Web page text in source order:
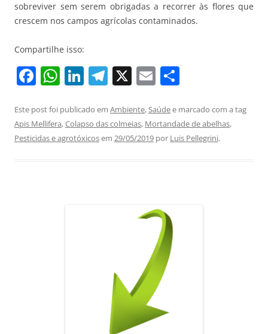
sobreviver sem serem obrigadas a recorrer às flores que
crescem nos campos agrícolas contaminados.
Compartilhe isso:
F
c
e
W
at
s
Li
k
e
T
e
gr
X E
ai
l
ar
e
Este post foi publicado em Ambiente,Saúdee marcado com a tag
Apis Mellifera,Colapso das colmeias, Mortandade de abelhas,
Pesticidas e agrotóxicosem 29/05/2019 por Luis Pellegrini.